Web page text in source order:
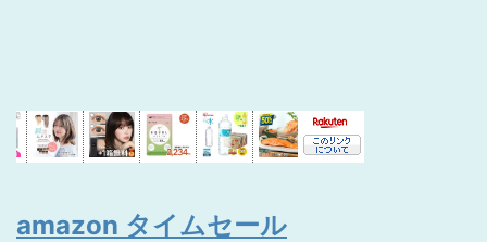
amazon タイムセール